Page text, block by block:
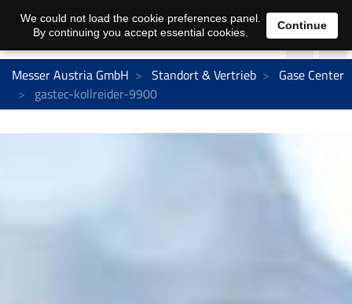
Messer Austria GmbH Standort & Vertrieb
Gase Center
gastec-kollreider-9900
We could not load the cookie preferences panel.
By continuing you accept essential cookies.
Continue